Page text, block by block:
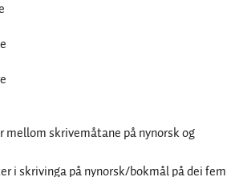
mellom skrivemåtane på nynorsk og
i skrivinga på nynorsk/bokmål på dei fem